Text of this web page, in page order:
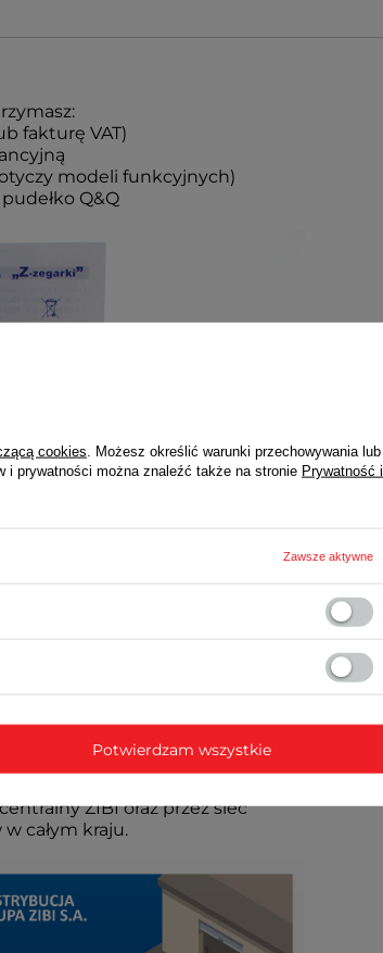
fakturę VAT)
modeli funkcyjnych)
Q&Q
ZIBI oraz przez sieć
całym kraju.
cookies . Możesz określić warunki przechowywania lub
i prywatności można znaleźć także na stronie Prywatność i
Zawsze aktywne
Potwierdzam wszystkie